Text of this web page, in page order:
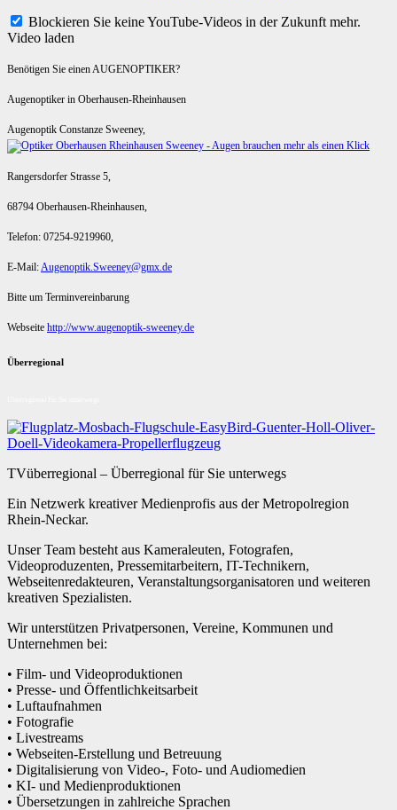
Blockieren Sie keine YouTube-Videos in der Zukunft mehr.
Video laden
Benötigen Sie einen AUGENOPTIKER?
Augenoptiker in Oberhausen-Rheinhausen
Augenoptik Constanze Sweeney,
Rangersdorfer Strasse 5,
68794 Oberhausen-Rheinhausen,
Telefon: 07254-9219960,
E-Mail:Augenoptik.Sweeney@gmx.de
Bitte um Terminvereinbarung
Webseite http://www.augenoptik-sweeney.de
Überregional
TVüberregional – Überregional für Sie unterwegs
Ein Netzwerk kreativer Medienprofis aus der Metropolregion
Rhein-Neckar.
Unser Team besteht aus Kameraleuten, Fotografen,
Videoproduzenten, Pressemitarbeitern, IT-Technikern,
Webseitenredakteuren, Veranstaltungsorganisatoren und weiteren
kreativen Spezialisten.
Wir unterstützen Privatpersonen, Vereine, Kommunen und
Unternehmen bei:
• Film- und Videoproduktionen
• Presse- und Öffentlichkeitsarbeit
• Luftaufnahmen
• Fotografie
• Livestreams
• Webseiten-Erstellung und Betreuung
• Digitalisierung von Video-, Foto- und Audiomedien
• KI- und Medienproduktionen
• Übersetzungen in zahlreiche Sprachen